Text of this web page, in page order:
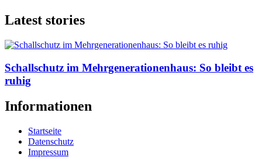
Latest stories
Schallschutz im Mehrgenerationenhaus: So bleibt es
ruhig
Informationen
Startseite
Datenschutz
Impressum